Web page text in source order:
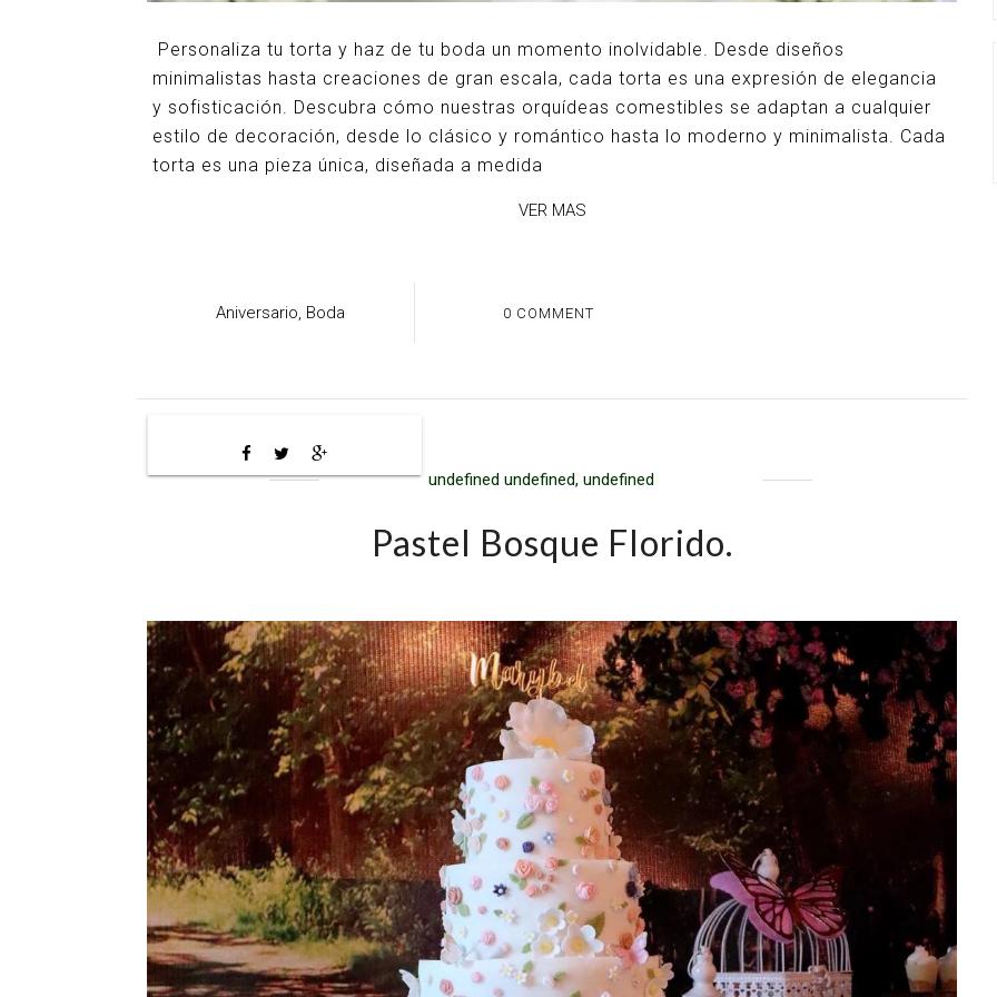
Personaliza tu torta y haz de tu boda un momento inolvidable. Desde diseños
minimalistas hasta creaciones de gran escala, cada torta es una expresión de elegancia
y sofisticación. Descubra cómo nuestras orquídeas comestibles se adaptan a cualquier
estilo de decoración, desde lo clásico y romántico hasta lo moderno y minimalista. Cada
torta es una pieza única, diseñada a medida
VER MAS
Aniversario, Boda 0 COMMENT
undefined undefined, undefined
Pastel Bosque Florido.